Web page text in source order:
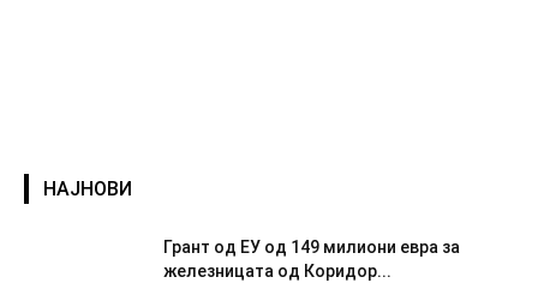
НАЈНОВИ
Грант од ЕУ од 149 милиони евра за
железницата од Коридор...